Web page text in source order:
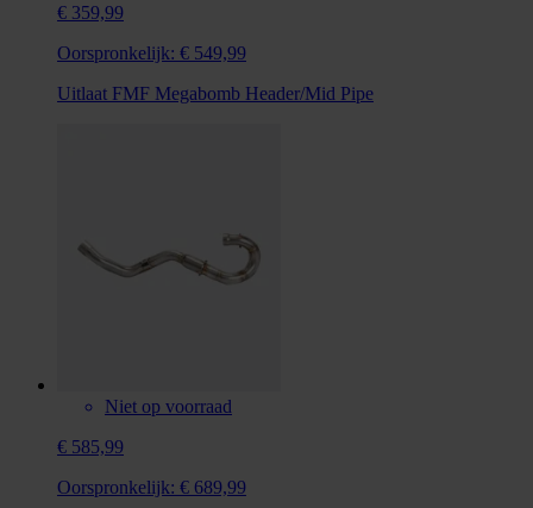
€ 359,99
Oorspronkelijk: € 549,99
Uitlaat FMF Megabomb Header/Mid Pipe
Niet op voorraad
€ 585,99
Oorspronkelijk: € 689,99